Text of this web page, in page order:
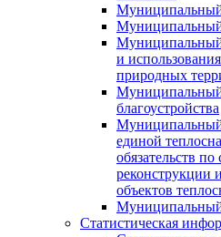
Муниципальный
и
природных
Муниципальный
благоустройства
Муниципальный
единой
обязательств по
реконструкции
объектов
Муниципальный
Статистическая